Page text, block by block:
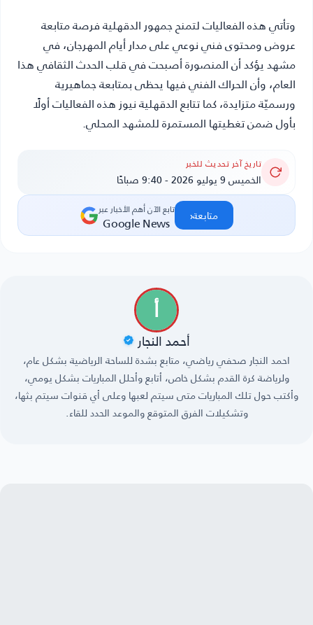
وتأتي هذه الفعاليات لتمنح جمهور الدقهلية فرصة متابعة
عروض ومحتوى فني نوعي على مدار أيام المهرجان، في
مشهد يؤكد أن المنصورة أصبحت في قلب الحدث الثقافي هذا
العام، وأن الحراك الفني فيها يحظى بمتابعة جماهيرية
ورسميّة متزايدة، كما تتابعالدقهلية نيوزهذه الفعاليات أولًا
بأول ضمن تغطيتها المستمرة للمشهد المحلي.
تاريخ آخر تحديث للخبر
الخميس 9 يوليو 2026 - 9:40 صباحًا
تابع الآن أهم الأخبار عبر
Google News متابعة‹
أحمد النجار
احمد النجار صحفي رياضي، متابع بشدة للساحة الرياضية بشكل عام،
ولرياضة كرة القدم بشكل خاص، أتابع وأحلل المباريات بشكل يومي،
وأكتب حول تلك المباريات متى سيتم لعبها وعلى أي قنوات سيتم بثها،
وتشكيلات الفرق المتوقع والموعد الحدد للقاء.